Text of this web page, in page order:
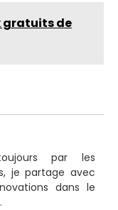
gratuits de
par les
je partage avec
dans le